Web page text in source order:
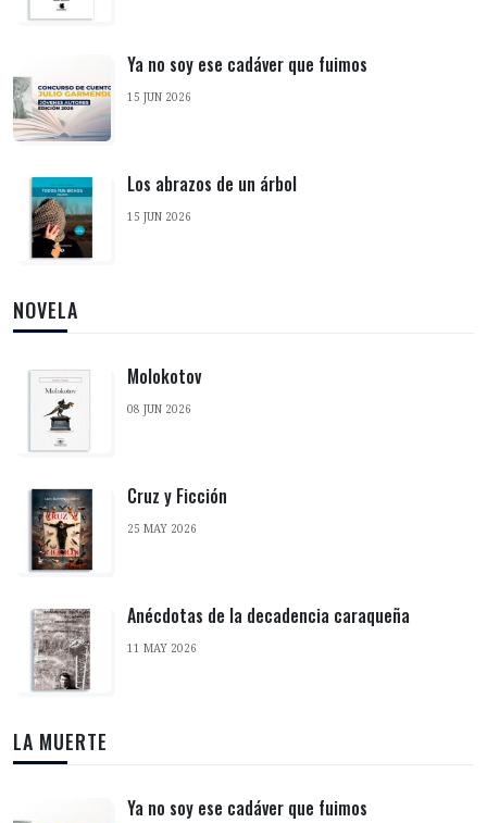
Ya no soy ese cadáver que fuimos
15 JUN 2026
Los abrazos de un árbol
15 JUN 2026
NOVELA
Molokotov
08 JUN 2026
Cruz y Ficción
25 MAY 2026
Anécdotas de la decadencia caraqueña
11 MAY 2026
LA MUERTE
Ya no soy ese cadáver que fuimos